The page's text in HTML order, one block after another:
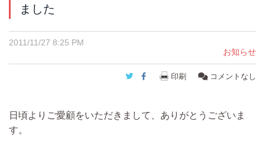
ました
2011/11/27 8:25 PM
お知らせ
Twitter
Facebook
印刷 コメントなし
日頃よりご愛顧をいただきまして、ありがとうございま
す。